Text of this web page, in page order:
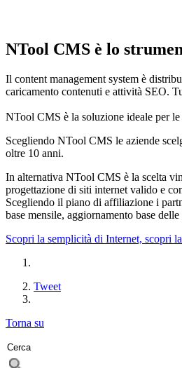
NTool CMS è lo
Il content management system è
caricamento contenuti e attività SEO.
NTool CMS è la soluzione ideale per
Scegliendo NTool CMS le aziende
oltre 10 anni.
In alternativa NTool CMS è la scelta
progettazione di siti internet valido e
Scegliendo il piano di affiliazione i
base mensile, aggiornamento base
Scopri la semplicità di Internet, scopri
Tweet
Torna su